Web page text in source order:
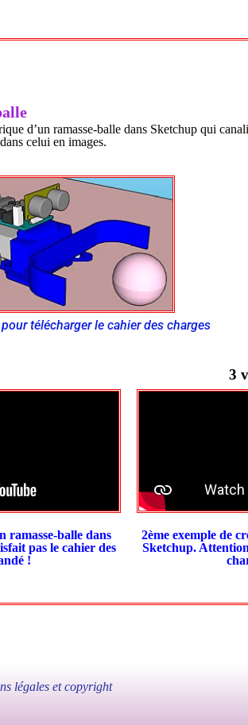
d’un ramasse-balle dans Sketchup qui
celui en images.
télécharger le cahier des charges
3
ramasse-balle dans
pas le cahier des
!
2ème exemple de
Sketchup.
légales et copyright